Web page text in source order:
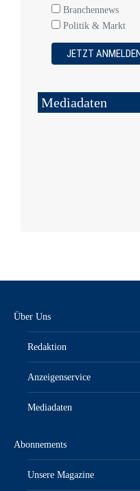
Branchennews
Politik & Markt
Mediadaten
Über Uns
Redaktion
Anzeigenservice
Mediadaten
Abonnements
Unsere Magazine